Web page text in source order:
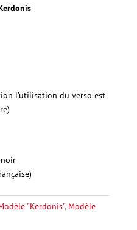
l’utilisation du verso est
"Kerdonis", Modèle